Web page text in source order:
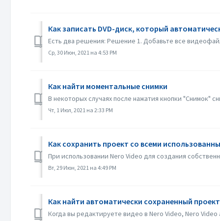
Как записать DVD-диск, который
Есть два решения: Решение 1. Добавьте все
Ср, 30 Июн, 2021 на 4:53 PM
Как найти моментальные снимки
В некоторых случаях после нажатия кнопки "Снимок"
Чт, 1 Июл, 2021 на 2:33 PM
Как сохранить проект со всеми
При использовании Nero Video для создания
Вт, 29 Июн, 2021 на 4:49 PM
Как найти автоматически сохраненный
Когда вы редактируете видео в Nero Video, Nero